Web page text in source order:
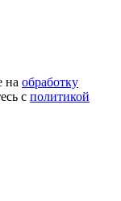
на обработку
с политикой